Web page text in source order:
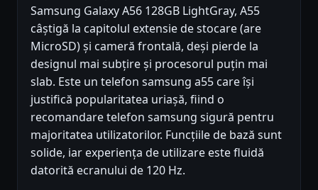
Samsung Galaxy A56 128GB LightGray, A55
câștigă la capitolul extensie de stocare (are
MicroSD) și cameră frontală, deși pierde la
designul mai subțire și procesorul puțin mai
slab. Este un telefon samsung a55 care își
justifică popularitatea uriașă, fiind o
recomandare telefon samsung sigură pentru
majoritatea utilizatorilor. Funcțiile de bază sunt
solide, iar experiența de utilizare este fluidă
datorită ecranului de 120 Hz.